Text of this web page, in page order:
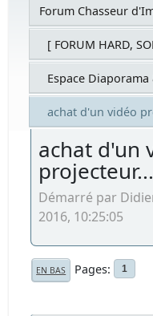
Forum Chasseur
[ FORUM HARD,
Espace
achat d'un vidéo
achat d'un
projecteur...
Démarré par
2016, 10:25:05
EN BAS Pages 1